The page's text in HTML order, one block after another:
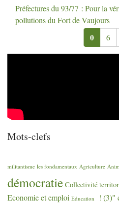
Préfectures du 93/77 : Pour la
pollutions du Fort de Vaujours
0 6
Mots-clefs
militantisme les fondamentaux Agriculture
démocratie Collectivité
Economie et emploi Education
! (3)"